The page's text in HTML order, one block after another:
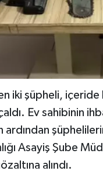
iki şüpheli,
Ev sahibinin
Asayiş Şube
alındı.